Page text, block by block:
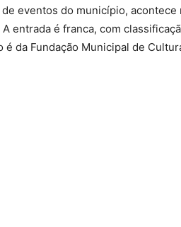
eventos do município, acontece
entrada é franca, com
da Fundação Municipal de